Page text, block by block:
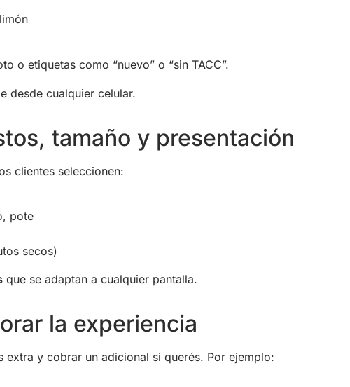
o etiquetas como “nuevo” o “sin TACC”.
desde cualquier celular.
tamaño y presentación
clientes seleccionen:
pote
secos)
que se adaptan a cualquier pantalla.
la experiencia
y cobrar un adicional si querés. Por ejemplo: